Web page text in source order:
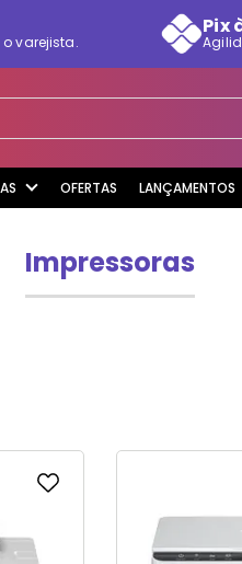
varejista.
Pix
OFERTAS LANÇAMENTOS
Impressoras